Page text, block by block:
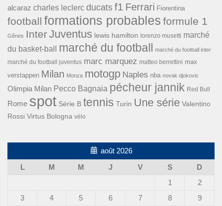
alcaraz charles leclerc ducats f1 Ferrari Fiorentina
football formations probables formule 1
Gênes InterJuventus lewis hamilton lorenzo musetti marché
du basket-ball
marché du football marché du football inter
marché du football juventus marc marquez matteo berrettini max
verstappen Milan Monza motogp Naples nba novak djokovic
Olimpia Milan Pecco Bagnaia pécheur jannik Red Bull
Rome spot Série B tennis Turin Une série Valentino
Rossi Virtus Bologna vélo
août 2026
L
M M J V S
D
1
2
3
4 5 6 7 8
9